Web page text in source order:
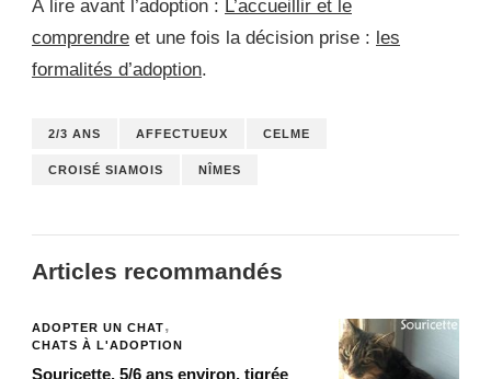
À lire avant l’adoption : L’accueillir et le
comprendre et une fois la décision prise : les
formalités d’adoption.
2/3 ANS AFFECTUEUX CELME
CROISÉ SIAMOIS NÎMES
Articles recommandés
ADOPTER UN CHAT
CHATS À L'ADOPTION
Souricette, 5/6 ans environ, tigrée